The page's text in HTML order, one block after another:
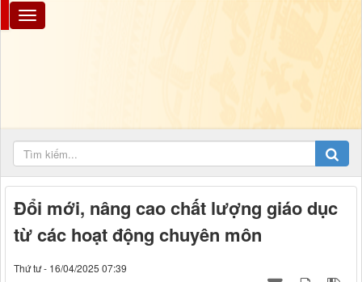
Đổi mới, nâng cao chất lượng giáo dục
từ các hoạt động chuyên môn
Thứ tư - 16/04/2025 07:39